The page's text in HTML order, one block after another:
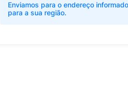
Enviamos para o endereço
para a sua região.